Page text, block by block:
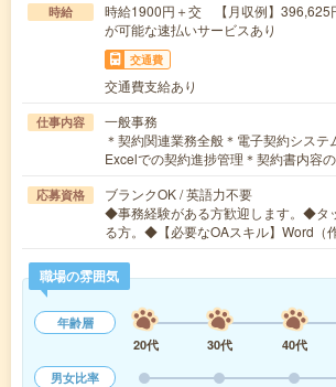
時給
時給1900円＋交 【月収例】
が可能な速払いサービスあり
交通費
交通費支給あり
仕事内容
一般事務
＊契約関連業務全般＊電子契約システ
Excelでの契約進捗管理＊契約書内容
応募資格
ブランクOK / 英語力不要
◆事務経験がある方歓迎します。◆タ
る方。◆【必要なOAスキル】Word（
職場の雰囲気
年齢層
20代
30代 40代
男女比率